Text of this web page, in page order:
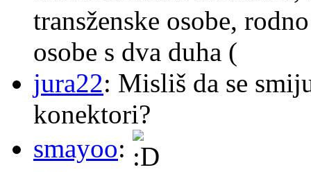
transženske osobe,
osobe s dva duha (
jura22: Misliš da se
konektori?
smayoo: